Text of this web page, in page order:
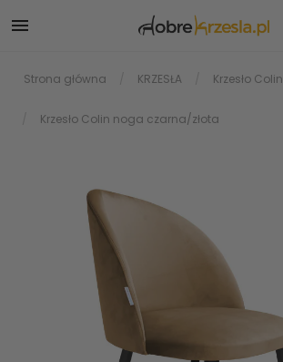

Strona główna KRZESŁA Krzesło Colin
Krzesło Colin noga czarna/złota